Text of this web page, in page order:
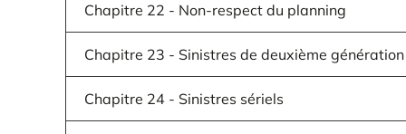
Chapitre 22 - Non-respect du planning
Chapitre 23 - Sinistres de deuxième génération
Chapitre 24 - Sinistres sériels